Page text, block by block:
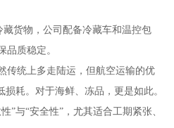
货物，公司配备冷藏车和温控包
品质稳定。
传统上多走陆运，但航空运输的优
耗。对于海鲜、冻品，更是如此。
”与“安全性”，尤其适合工期紧张、